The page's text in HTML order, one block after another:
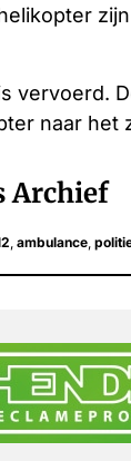
vervoerd.
naar het
Archief
ambulance